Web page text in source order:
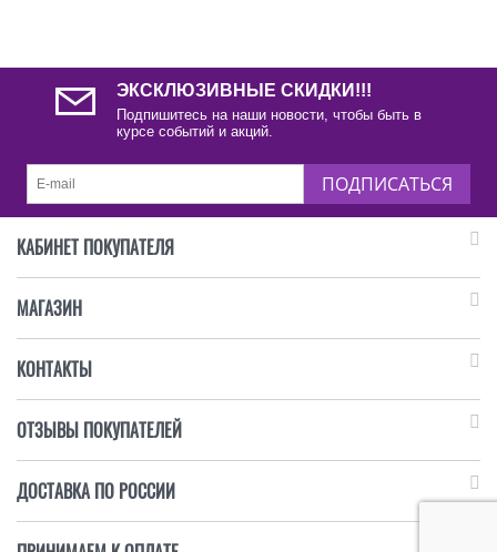
ЭКСКЛЮЗИВНЫЕ СКИДКИ!!!
Подпишитесь на наши новости, чтобы быть в
курсе событий и акций.
ПОДПИСАТЬСЯ
КАБИНЕТ ПОКУПАТЕЛЯ
МАГАЗИН
КОНТАКТЫ
ОТЗЫВЫ ПОКУПАТЕЛЕЙ
ДОСТАВКА ПО РОССИИ